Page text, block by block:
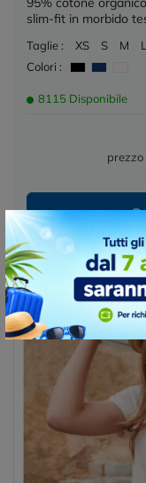
slim-fit in morbido
Taglie : XS S M L
Colori :
8115 Disponibile